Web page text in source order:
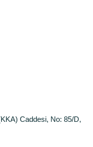
Caddesi, No: 85/D,